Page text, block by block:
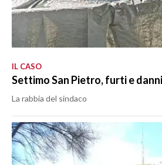
IL CASO
Settimo San Pietro, furti e
La rabbia del sindaco